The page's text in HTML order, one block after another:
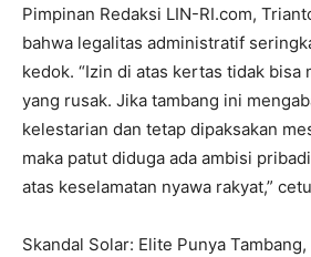
Pimpinan Redaksi LIN-RI.com,
bahwa legalitas administratif
kedok. “Izin di atas kertas tidak bisa
yang rusak. Jika tambang ini
kelestarian dan tetap dipaksakan
maka patut diduga ada ambisi
atas keselamatan nyawa rakyat,”
Skandal Solar: Elite Punya